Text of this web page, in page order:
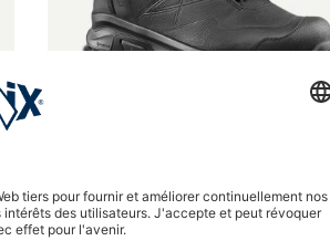
CONNEXIS Force GTX Ws LTR mid